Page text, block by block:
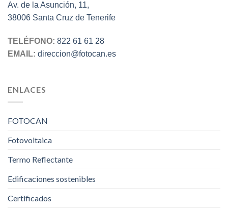
Av. de la Asunción, 11,
38006 Santa Cruz de Tenerife
TELÉFONO: 822 61 61 28
EMAIL: direccion@fotocan.es
ENLACES
FOTOCAN
Fotovoltaica
Termo Reflectante
Edificaciones sostenibles
Certificados